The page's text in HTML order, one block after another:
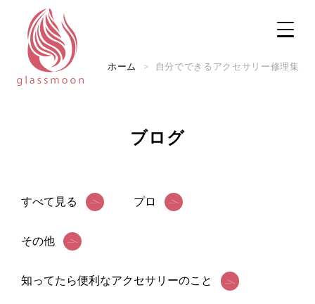
実店舗のご案内
ご利用ガイド
ホーム > 自分でできるアクセサリー修理集
ブログ
すべて見る プロ
その他
知ってたら便利なアクセサリーのこと